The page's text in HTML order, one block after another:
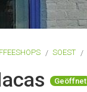
SOEST
Geöffnet